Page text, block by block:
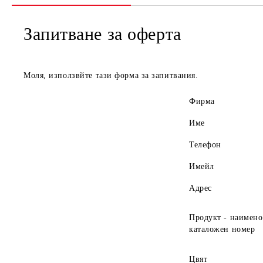
Запитване за оферта
Моля, използвйте тази форма за запитвания.
Фирма
Име
Телефон
Имейл
Адрес
Продукт -
каталожен номер
Цвят